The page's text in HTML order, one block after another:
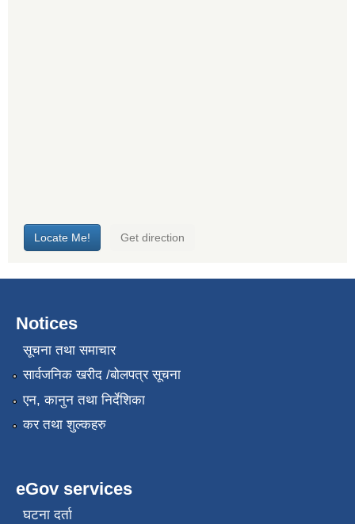
Notices
सूचना तथा समाचार
सार्वजनिक खरीद /बोलपत्र सूचना
एन, कानुन तथा निर्देशिका
कर तथा शुल्कहरु
eGov services
घटना दर्ता